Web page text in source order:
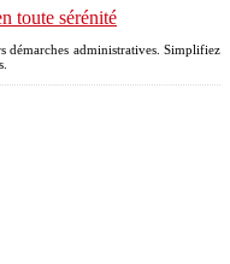
toute sérénité
démarches administratives. Simplifiez